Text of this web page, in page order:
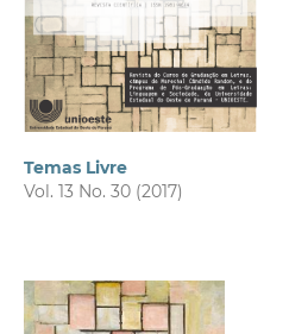
Temas Livre
Vol. 13 No. 30 (2017)